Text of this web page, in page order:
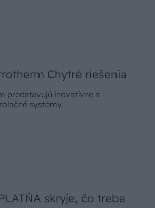
Chytré riešenia
predstavujú inovatívne a
systémy.
skryje, čo treba